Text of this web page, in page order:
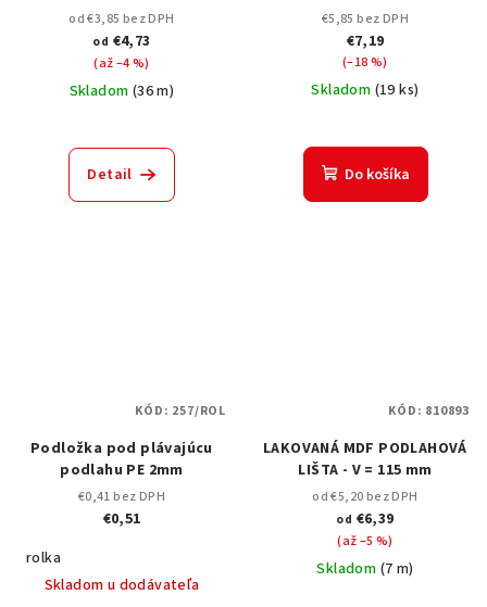
od €3,85 bez DPH
od €4,73
(až –4 %)
Skladom (36 m)
Detail
stenu - Lepidlo na MDF
lišty
€5,85 bez DPH
€7,19
(–18 %)
Skladom (19 ks)
Do košíka
Podložka pod plávajúcu
podlahu PE 2mm
€0,41 bez DPH
€0,51
rolka
Skladom u dodávateľa
KÓD: 257/ROL
LAKOVANÁ MDF PODLAHOVÁ
LIŠTA - V = 115 mm
od €5,20 bez DPH
od €6,39
(až –5 %)
Skladom (7 m)
KÓD: 810893